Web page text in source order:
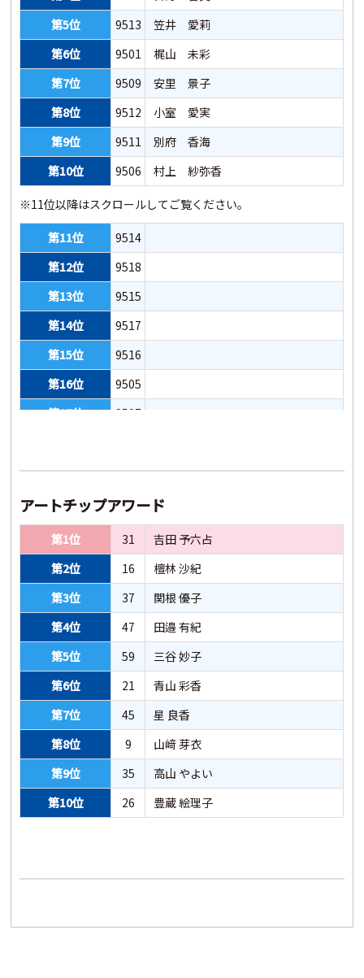
第26位
4021
第27位
4045
第28位
4012
第29位
4047
第30位
4004
第31位
4044
第32位
4014
第33位
4011
第34位
4022
第35位
4008
第36位
4023
第37位
4030
第38位
4016
第5位
9513
笠井 愛莉
第6位
9501
梶山 未彩
第7位
9509
安里 景子
第8位
9512
小室 愛実
第9位
9511
別府 香海
第10位
9506 村上 紗弥香
※11位以降はスクロールしてご覧ください。
第11位
9514
第12位
9518
第13位
9515
第14位
9517
第15位
9516
第16位
9505
第17位
9507
アートチップアワード
第1位 31
吉田 予六占
第2位
16
檀林 沙紀
第3位
37
関根 優子
第4位
47
田邉 有紀
第5位
59
三谷 妙子
第6位
21
青山 彩香
第7位
45
星 良香
第8位
9
山﨑 芽衣
第9位
35
高山 やよい
第10位
26 豊蔵 絵理子